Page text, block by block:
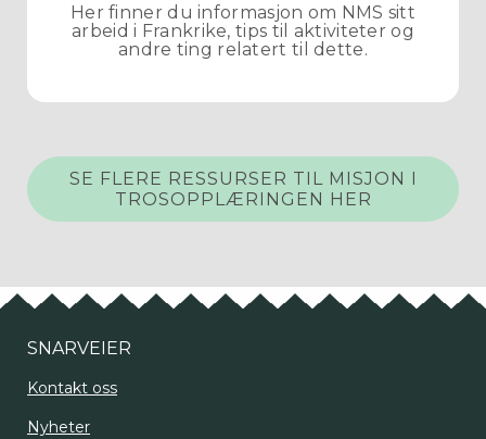
Her finner du informasjon om NMS sitt
arbeid i Frankrike, tips til aktiviteter og
andre ting relatert til dette.
SE FLERE RESSURSER TIL MISJON I
TROSOPPLÆRINGEN HER
SNARVEIER
Kontakt oss
Nyheter